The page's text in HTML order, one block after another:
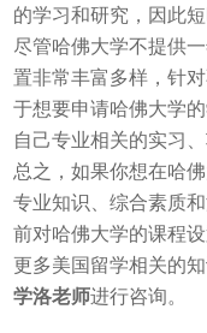
的学习和研究，因此
尽管哈佛大学不提供
置非常丰富多样，针
于想要申请哈佛大学
自己专业相关的实习
总之，如果你想在哈
专业知识、综合素质
前对哈佛大学的课程
更多美国留学相关的
学洛老师进行咨询。